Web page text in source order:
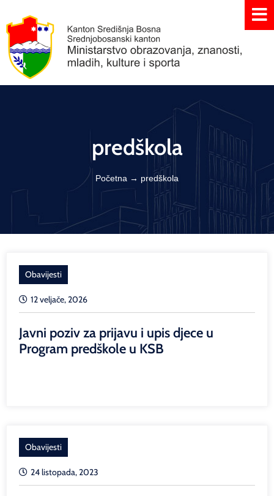
predškola
Početna → predškola
Obavijesti
12 veljače, 2026
Javni poziv za prijavu i upis djece u
Program predškole u KSB
Obavijesti
24 listopada, 2023